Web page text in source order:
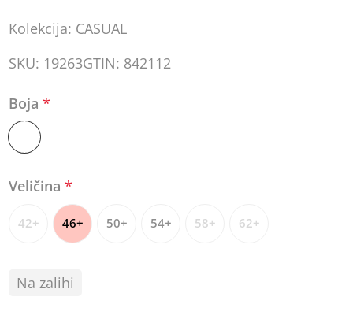
Kolekcija: CASUAL
SKU: 19263GTIN: 842112
Boja*
Veličina*
42+ 46+ 50+ 54+ 58+ 62+
Na zalihi